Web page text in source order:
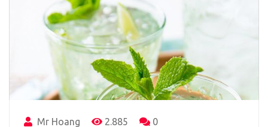
Mr Hoang 2.885 0